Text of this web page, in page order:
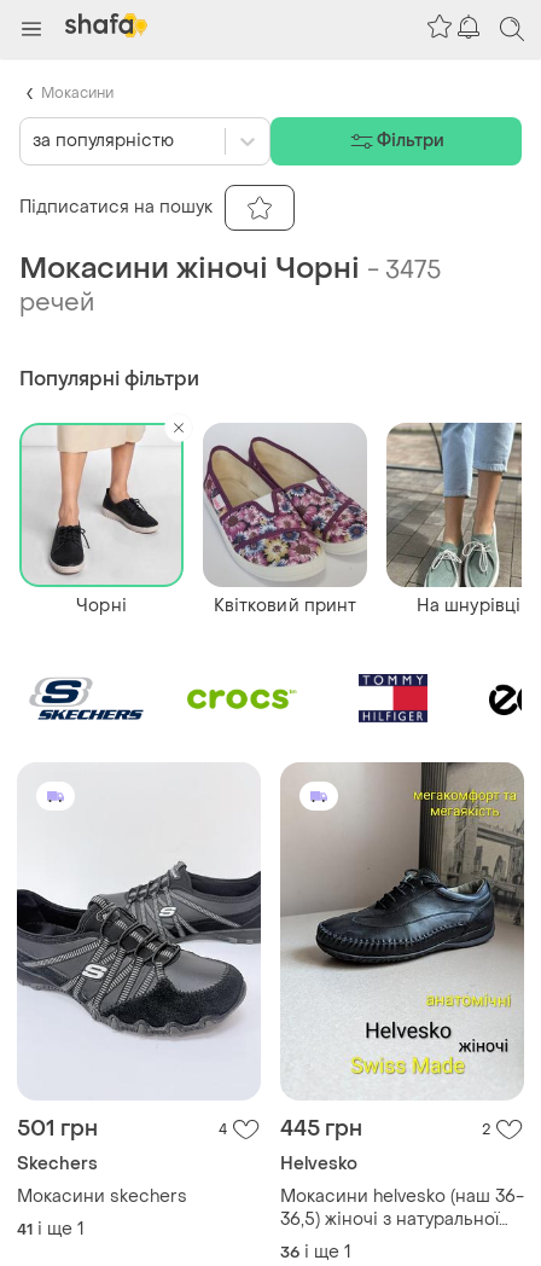
Мокасини жіночі Чорні - 3475
речей
501 грн 4
Skechers
Мокасини skechers
41 і ще 1
445 грн 2
Helvesko
Мокасини helvesko (наш 36-
36,5) жіночі з натуральної
шкіри чорні швейцарія
36 і ще 1
Популярні фільтри
Чорні Квітковий принт На шнурівці
за популярністю Фільтри
Підписатися на пошук
Мокасини